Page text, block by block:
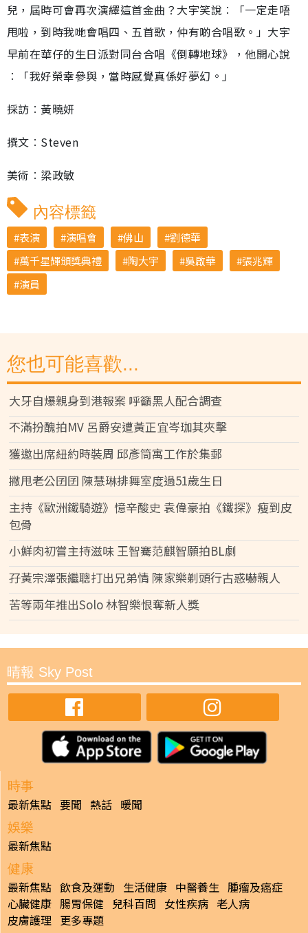
兒，屆時可會再次演繹這首金曲？大宇笑說︰「一定走唔
甩啦，到時我哋會唱四、五首歌，仲有啲合唱歌。」大宇
早前在華仔的生日派對同台合唱《倒轉地球》，他開心說
︰「我好榮幸參與，當時感覺真係好夢幻。」
採訪︰黃曉妍
撰文︰Steven
美術︰梁政敏
內容標籤
表演 演唱會 佛山
劉德華
萬千星輝頒獎典禮
陶大宇 吳啟華
張兆輝
演員
您也可能喜歡...
大牙自爆親身到港報案 呼籲黑人配合調查
不滿扮醜拍MV 呂爵安遭黃正宜岑珈其夾擊
獲邀出席紐約時裝周 邱彥筒寓工作於集郵
撇甩老公囝囝 陳慧琳排舞室度過51歲生日
主持《歐洲鐵騎遊》憶辛酸史 袁偉豪拍《鐵探》瘦到皮
包骨
小鮮肉初嘗主持滋味 王智騫范麒智願拍BL劇
孖黃宗澤張繼聰打出兄弟情 陳家樂剃頭行古惑嚇親人
苦等兩年推出Solo 林智樂恨奪新人獎
晴報 Sky Post
時事
最新焦點 要聞 熱話 暖聞
娛樂
最新焦點
健康
最新焦點 飲食及運動 生活健康 中醫養生 腫瘤及癌症
心臟健康 腸胃保健 兒科百問 女性疾病 老人病
皮膚護理 更多專題